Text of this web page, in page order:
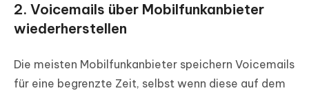
2. Voicemails über Mobilfunkanbieter
wiederherstellen
Die meisten Mobilfunkanbieter speichern Voicemails
für eine begrenzte Zeit, selbst wenn diese auf dem